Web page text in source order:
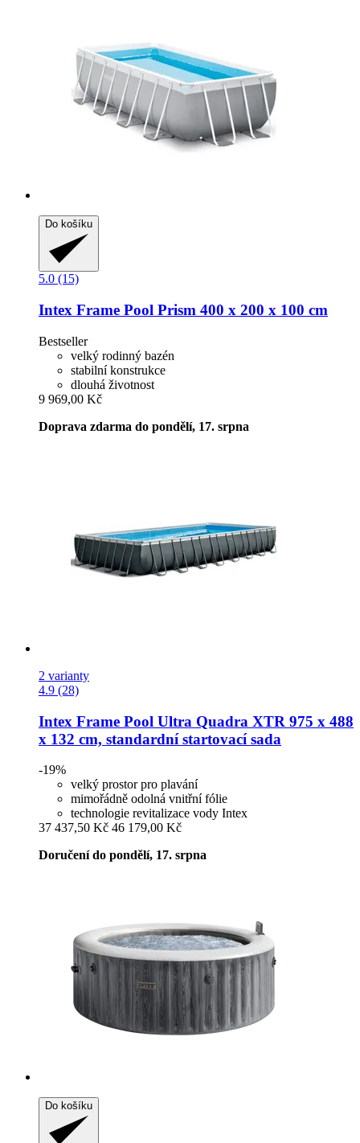
Do košíku
5.0 (15)
Intex Frame Pool Prism 400 x 200 x 100 cm
Bestseller
velký rodinný bazén
stabilní konstrukce
dlouhá životnost
9 969,00 Kč
Doprava zdarma do pondělí, 17. srpna
2 varianty
4.9 (28)
Intex Frame Pool Ultra Quadra XTR 975 x 488
x 132 cm, standardní startovací sada
-19%
velký prostor pro plavání
mimořádně odolná vnitřní fólie
technologie revitalizace vody Intex
37 437,50 Kč 46 179,00 Kč
Doručení do pondělí, 17. srpna
Do košíku